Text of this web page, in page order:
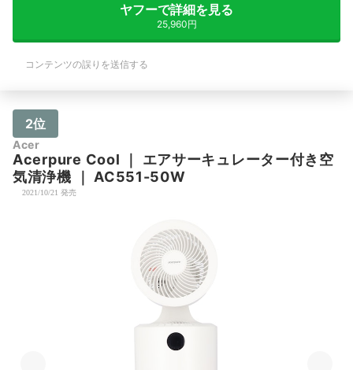
ヤフーで詳細を見る
25,960円
コンテンツの誤りを送信する
2位
Acer
Acerpure Cool ｜ エアサーキュレーター付き空
気清浄機 ｜ AC551-50W
2021/10/21 発売